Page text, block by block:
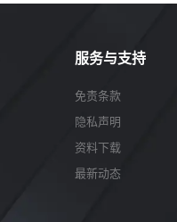
服务与支持
免责条款
隐私声明
资料下载
最新动态